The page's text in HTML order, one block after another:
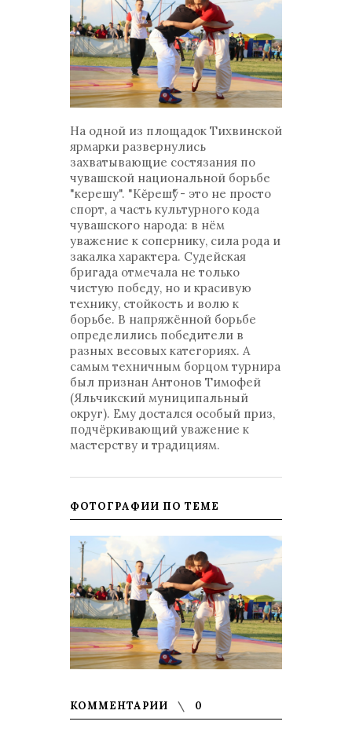
На одной из площадок Тихвинской
ярмарки развернулись
захватывающие состязания по
чувашской национальной борьбе
"керешу". "Кĕрешӳ" - это не просто
спорт, а часть культурного кода
чувашского народа: в нём
уважение к сопернику, сила рода и
закалка характера. Судейская
бригада отмечала не только
чистую победу, но и красивую
технику, стойкость и волю к
борьбе. В напряжённой борьбе
определились победители в
разных весовых категориях. А
самым техничным борцом турнира
был признан Антонов Тимофей
(Яльчикский муниципальный
округ). Ему достался особый приз,
подчёркивающий уважение к
мастерству и традициям.
ФОТОГРАФИИ ПО ТЕМЕ
КОММЕНТАРИИ 0